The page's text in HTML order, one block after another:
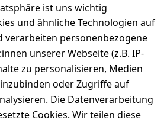
Bewertung
0
auf 0 Bewertung(en)
abgeben
ist uns wichtig
und ähnliche Technologien auf
verarbeiten personenbezogene
unserer Webseite (z.B. IP-
zu personalisieren, Medien
oder Zugriffe auf
Die Datenverarbeitung
Cookies. Wir teilen diese